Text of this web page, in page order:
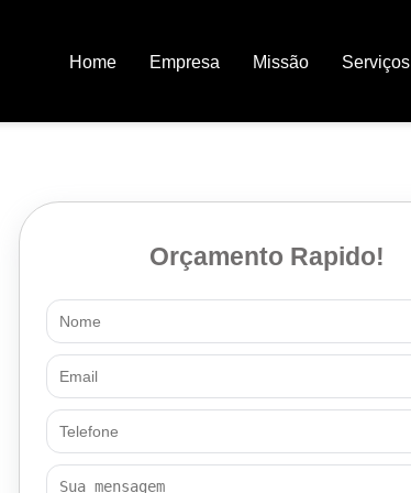
Home Empresa Missão Serviços
Orçamento Rapido!